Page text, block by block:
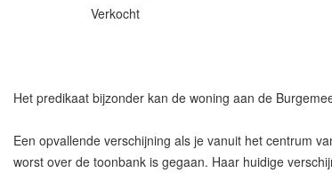
Verkocht
Het predikaat bijzonder kan de woning aan de
Een opvallende verschijning als je vanuit het centrum
worst over de toonbank is gegaan. Haar huidige